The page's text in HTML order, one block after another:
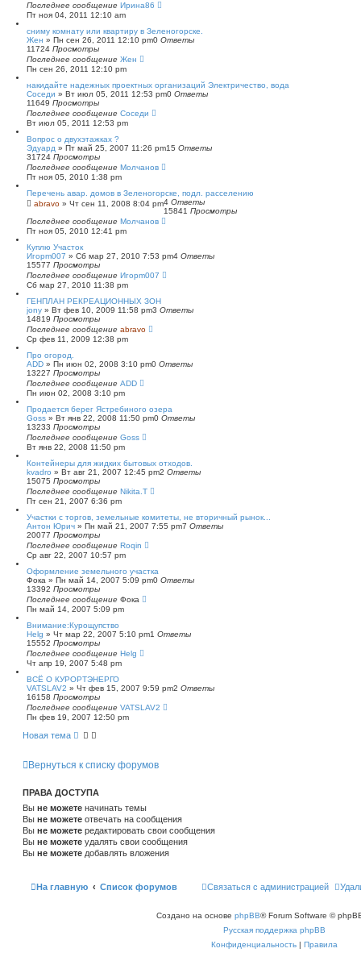
Последнее сообщение Ирина86
Пт ноя 04, 2011 12:10 am
сниму комнату или квартиру в Зеленогорске.
Жен » Пн сен 26, 2011 12:10 pm0 Ответы
11724 Просмотры
Последнее сообщение Жен
Пн сен 26, 2011 12:10 pm
накидайте надежных проектных организаций Электричество, вода
Соседи » Вт июл 05, 2011 12:53 pm0 Ответы
11649 Просмотры
Последнее сообщение Соседи
Вт июл 05, 2011 12:53 pm
Вопрос о двухэтажках ?
Эдуард » Пт май 25, 2007 11:26 pm15 Ответы
31724 Просмотры
Последнее сообщение Молчанов
Пт ноя 05, 2010 1:38 pm
Перечень авар. домов в Зеленогорске, подл. расселению
abravo » Чт сен 11, 2008 8:04 pm4 Ответы
15841 Просмотры
Последнее сообщение Молчанов
Пт ноя 05, 2010 12:41 pm
Куплю Участок
Игорm007 » Сб мар 27, 2010 7:53 pm4 Ответы
15577 Просмотры
Последнее сообщение Игорm007
Сб мар 27, 2010 11:38 pm
ГЕНПЛАН РЕКРЕАЦИОННЫХ ЗОН
jony » Вт фев 10, 2009 11:58 pm3 Ответы
14819 Просмотры
Последнее сообщение abravo
Ср фев 11, 2009 12:38 pm
Про огород.
ADD » Пн июн 02, 2008 3:10 pm0 Ответы
13227 Просмотры
Последнее сообщение ADD
Пн июн 02, 2008 3:10 pm
Продается берег Ястребиного озера
Goss » Вт янв 22, 2008 11:50 pm0 Ответы
13233 Просмотры
Последнее сообщение Goss
Вт янв 22, 2008 11:50 pm
Контейнеры для жидких бытовых отходов.
kvadro » Вт авг 21, 2007 12:45 pm2 Ответы
15075 Просмотры
Последнее сообщение Nikita.T
Пт сен 21, 2007 6:36 pm
Участки с торгов, земельные комитеты, не вторичный рынок...
Антон Юрич » Пн май 21, 2007 7:55 pm7 Ответы
20077 Просмотры
Последнее сообщение Roqin
Ср авг 22, 2007 10:57 pm
Оформление земельного участка
Фока » Пн май 14, 2007 5:09 pm0 Ответы
13392 Просмотры
Последнее сообщение Фока
Пн май 14, 2007 5:09 pm
Внимание:Курощупство
Helg » Чт мар 22, 2007 5:10 pm1 Ответы
15552 Просмотры
Последнее сообщение Helg
Чт апр 19, 2007 5:48 pm
ВСЁ О КУРОРТЭНЕРГО
VATSLAV2 » Чт фев 15, 2007 9:59 pm2 Ответы
16158 Просмотры
Последнее сообщение VATSLAV2
Пн фев 19, 2007 12:50 pm
Новая тема
Вернуться к списку форумов
ПРАВА ДОСТУПА
Вы не можете начинать темы
Вы не можете отвечать на сообщения
Вы не можете редактировать свои сообщения
Вы не можете удалять свои сообщения
Вы не можете добавлять вложения
На главную Список форумов Связаться с администрацией
Создано на основе phpBB® Forum Software ©
Русская поддержка phpBB
Конфиденциальность | Правила